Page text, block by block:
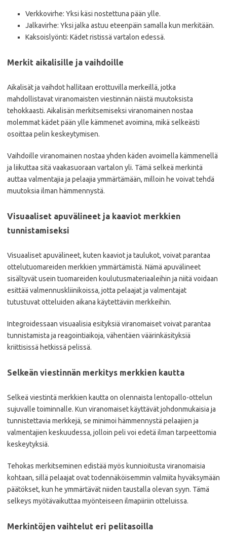
Verkkovirhe: Yksi käsi nostettuna pään ylle.
Jalkavirhe: Yksi jalka astuu eteenpäin samalla kun merkitään.
Kaksoislyönti: Kädet ristissä vartalon edessä.
Merkit aikalisille ja vaihdoille
Aikalisät ja vaihdot hallitaan erottuvilla merkeillä, jotka
mahdollistavat viranomaisten viestinnän näistä muutoksista
tehokkaasti. Aikalisän merkitsemiseksi viranomainen nostaa
molemmat kädet pään ylle kämmenet avoimina, mikä selkeästi
osoittaa pelin keskeytymisen.
Vaihdoille viranomainen nostaa yhden käden avoimella kämmenellä
ja liikuttaa sitä vaakasuoraan vartalon yli. Tämä selkeä merkintä
auttaa valmentajia ja pelaajia ymmärtämään, milloin he voivat tehdä
muutoksia ilman hämmennystä.
Visuaaliset apuvälineet ja kaaviot merkkien
tunnistamiseksi
Visuaaliset apuvälineet, kuten kaaviot ja taulukot, voivat parantaa
ottelutuomareiden merkkien ymmärtämistä. Nämä apuvälineet
sisältyvät usein tuomareiden koulutusmateriaaleihin ja niitä voidaan
esittää valmennuskliinikoissa, jotta pelaajat ja valmentajat
tutustuvat otteluiden aikana käytettäviin merkkeihin.
Integroidessaan visuaalisia esityksiä viranomaiset voivat parantaa
tunnistamista ja reagointiaikoja, vähentäen väärinkäsityksiä
kriittisissä hetkissä pelissä.
Selkeän viestinnän merkitys merkkien kautta
Selkeä viestintä merkkien kautta on olennaista lentopallo-ottelun
sujuvalle toiminnalle. Kun viranomaiset käyttävät johdonmukaisia ja
tunnistettavia merkkejä, se minimoi hämmennystä pelaajien ja
valmentajien keskuudessa, jolloin peli voi edetä ilman tarpeettomia
keskeytyksiä.
Tehokas merkitseminen edistää myös kunnioitusta viranomaisia
kohtaan, sillä pelaajat ovat todennäköisemmin valmiita hyväksymään
päätökset, kun he ymmärtävät niiden taustalla olevan syyn. Tämä
selkeys myötävaikuttaa myönteiseen ilmapiiriin otteluissa.
Merkintöjen vaihtelut eri pelitasoilla